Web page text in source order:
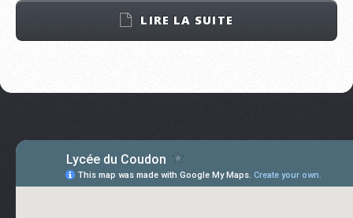
LIRE LA SUITE